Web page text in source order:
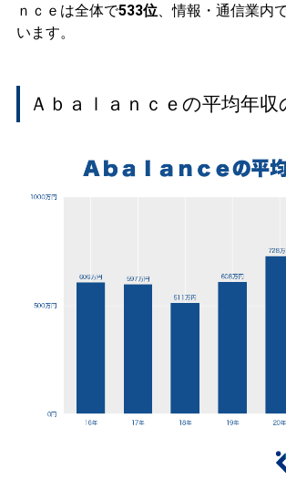
ｎｃｅは全体で533位、情報・通信業内
います。
Ａｂａｌａｎｃｅの平均年収